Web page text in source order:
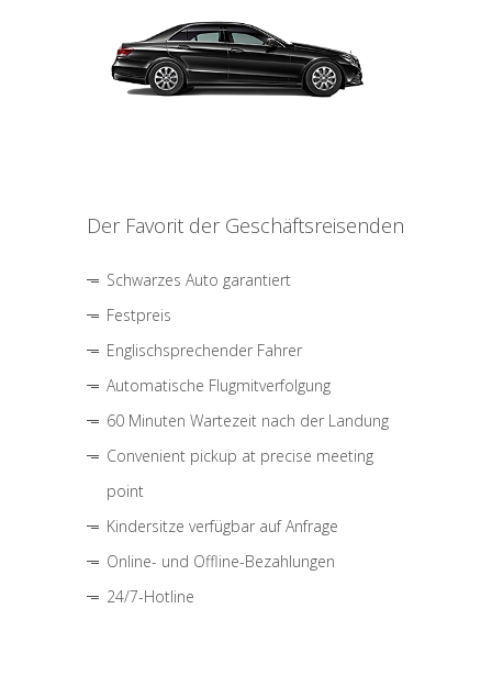
Der Favorit der Geschäftsreisenden
Schwarzes Auto garantiert
Festpreis
Englischsprechender Fahrer
Automatische Flugmitverfolgung
60 Minuten Wartezeit nach der Landung
Convenient pickup at precise meeting
point
Kindersitze verfügbar auf Anfrage
Online- und Offline-Bezahlungen
24/7-Hotline